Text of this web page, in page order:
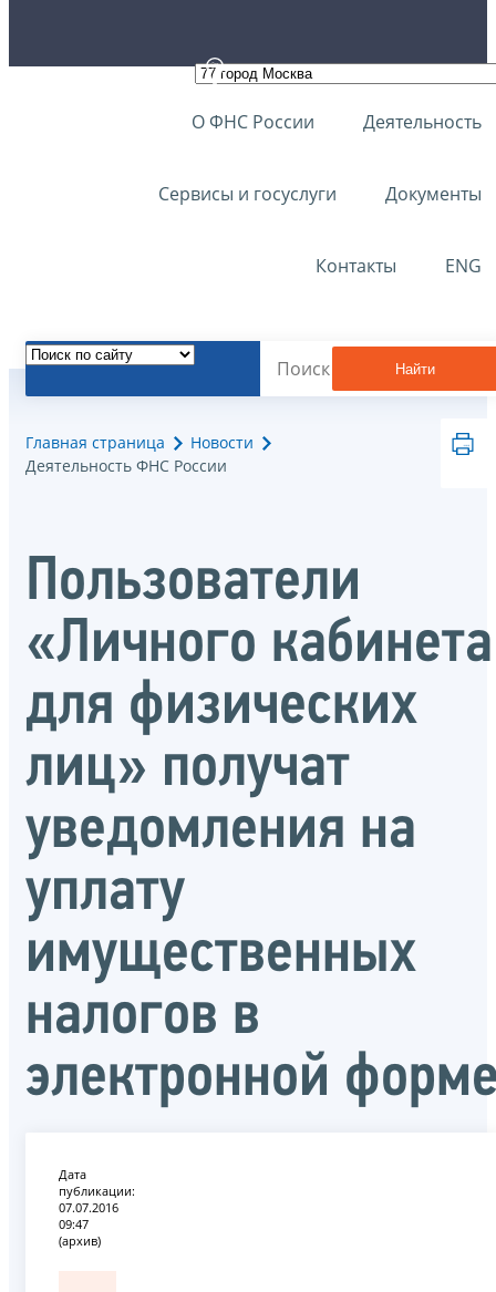
О ФНС России Деятельность
Сервисы и госуслуги Документы
Контакты ENG
Найти
Главная страница
Новости
Деятельность ФНС России
Пользователи
«Личного кабинета
для физических
лиц» получат
уведомления на
уплату
имущественных
налогов в
электронной
Дата
публикации:
07.07.2016
09:47
(архив)